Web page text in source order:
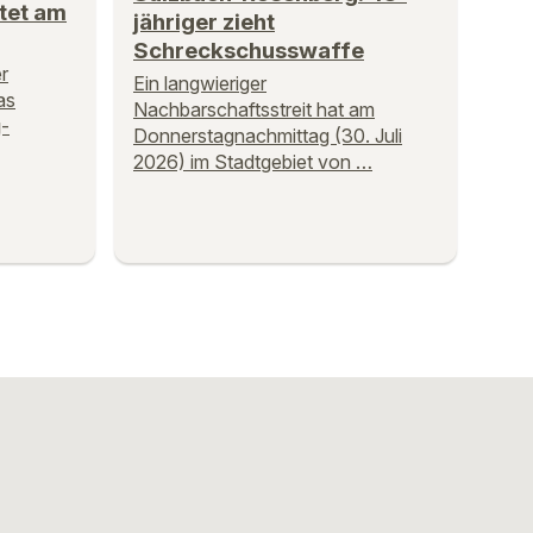
am
jähriger zieht
Schreckschusswaffe
Ein langwieriger
Nachbarschaftsstreit hat am
Donnerstagnachmittag (30. Juli
2026) im Stadtgebiet von …